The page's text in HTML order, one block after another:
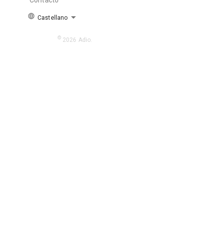
Castellano
© 2026 Adio.